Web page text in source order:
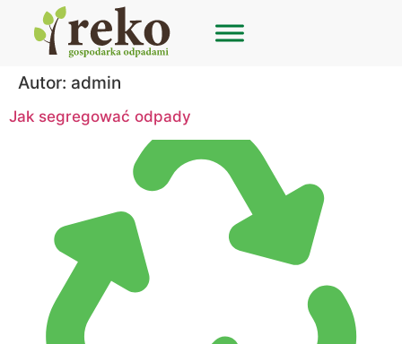
Autor: admin
Jak segregować odpady